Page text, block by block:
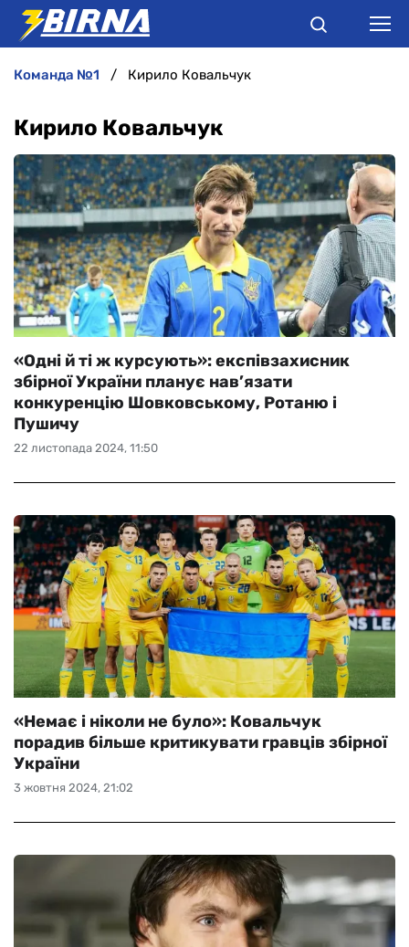
АНАЛІТИКА
ІНТЕРВ'Ю
РІЗНЕ
БУКМЕКЕРИ
команда №1 Кирило Ковальчук
Кирило Ковальчук
22 листопада 2024, 11:50
«Одні й ті ж курсують»: експівзахисник
збірної України планує нав’язати
конкуренцію Шовковському, Ротаню і
Пушичу
3 жовтня 2024, 21:02
«Немає і ніколи не було»: Ковальчук
порадив більше критикувати гравців збірної
України